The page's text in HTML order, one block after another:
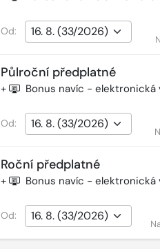
Od:
Půlroční předplatné
+ Bonus navíc - elektronická
Od:
Roční předplatné
+ Bonus navíc - elektronická
Od: